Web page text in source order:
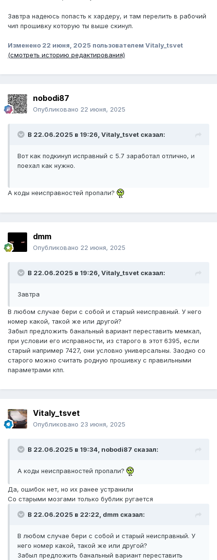
Завтра надеюсь попасть к хардеру, и там перелить в рабочий
чип прошивку которую ты выше скинул.
Изменено 22 июня, 2025 пользователем Vitaly_tsvet
(смотреть историю редактирования)
nobodi87
Опубликовано 22 июня, 2025
В 22.06.2025 в 19:26, Vitaly_tsvet сказал:
Вот как подкинул исправный с 5.7 заработал отлично, и
поехал как нужно.
А коды неисправностей пропали?
dmm
Опубликовано 22 июня, 2025
В 22.06.2025 в 19:26, Vitaly_tsvet сказал:
Завтра
В любом случае бери с собой и старый неисправный. У него
номер какой, такой же или другой?
Забыл предложить банальный вариант переставить мемкал,
при условии его исправности, из старого в этот 6395, если
старый например 7427, они условно универсальны. Заодно со
старого можно считать родную прошивку с правильными
параметрами кпп.
Vitaly_tsvet
Опубликовано 23 июня, 2025
В 22.06.2025 в 19:34, nobodi87 сказал:
А коды неисправностей пропали?
Да, ошибок нет, но их ранее устранили
Со старыми мозгами только бублик ругается
В 22.06.2025 в 22:22, dmm сказал:
В любом случае бери с собой и старый неисправный. У
него номер какой, такой же или другой?
Забыл предложить банальный вариант переставить